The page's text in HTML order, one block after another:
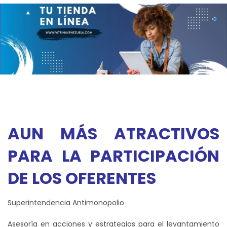
AUN MÁS ATRACTIVOS
PARA LA PARTICIPACIÓN
DE LOS OFERENTES
Superintendencia Antimonopolio
Asesoría en acciones y estrategias para el levantamiento